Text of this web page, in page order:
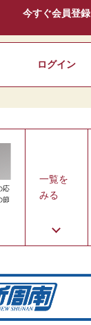
今すぐ会員登録
ログイン
応
節
一覧を
みる